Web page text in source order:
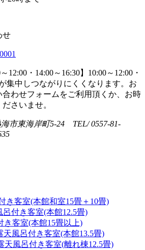
せ
12:00・14:00～16:30】 10:00～12:00・
集中しつながりにくくなります。お
わせフォームをご利用頂くか、お時
さいませ。
市東海岸町5-24 TEL/ 0557-81-
き客室(本館和室15畳＋10畳)
呂付き客室(本館12.5畳)
き客室(本館15畳以上)
風呂付き客室(本館13.5畳)
天風呂付き客室(離れ棟12.5畳)